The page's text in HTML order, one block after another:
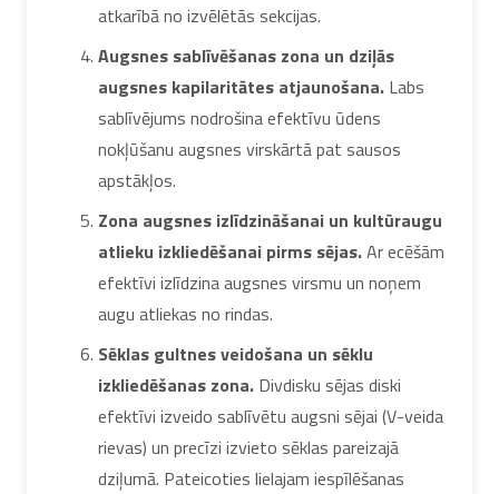
atkarībā no izvēlētās sekcijas.
Augsnes sablīvēšanas zona un dziļās
augsnes kapilaritātes atjaunošana. Labs
sablīvējums nodrošina efektīvu ūdens
nokļūšanu augsnes virskārtā pat sausos
apstākļos.
Zona augsnes izlīdzināšanai un kultūraugu
atlieku izkliedēšanai pirms sējas.Ar ecēšām
efektīvi izlīdzina augsnes virsmu un noņem
augu atliekas no rindas.
Sēklas gultnes veidošana un sēklu
izkliedēšanas zona. Divdisku sējas diski
efektīvi izveido sablīvētu augsni sējai (V-veida
rievas) un precīzi izvieto sēklas pareizajā
dziļumā. Pateicoties lielajam iespīlēšanas